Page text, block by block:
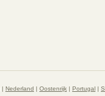
| Nederland | Oostenrijk | Portugal |